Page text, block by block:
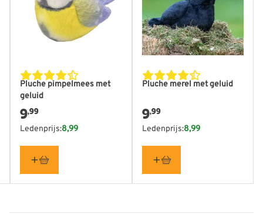
Pluche pimpelmees met
geluid
9,99
Ledenprijs:8,99
Pluche merel met geluid
9,99
Ledenprijs:8,99